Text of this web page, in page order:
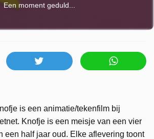
Een moment geduld...
is een animatie/tekenfilm bij
Knofje is een meisje van een vier
een half jaar oud. Elke aflevering toont